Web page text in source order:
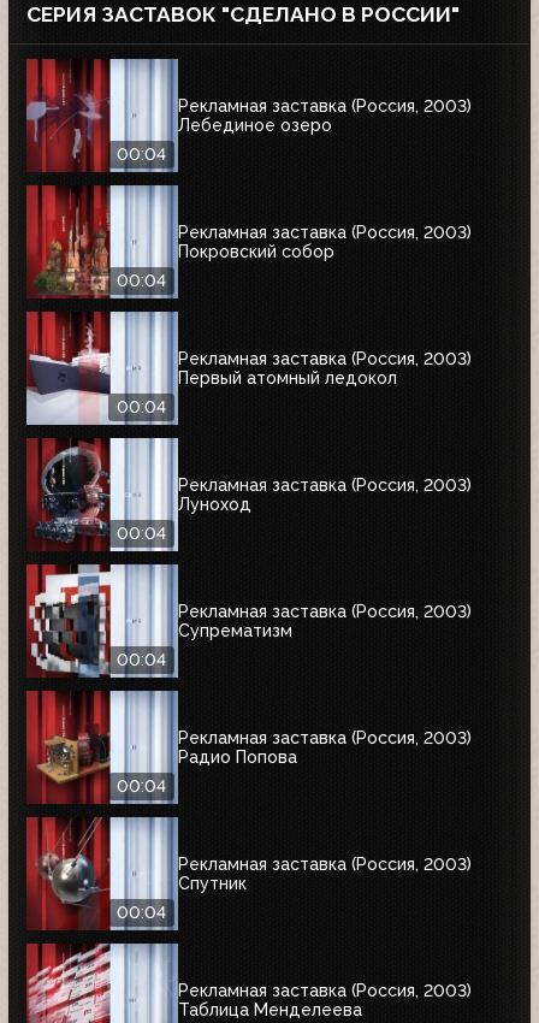
СЕРИЯ ЗАСТАВОК "СДЕЛАНО В РОССИИ"
00:04
Рекламная заставка (Россия, 2003)
Лебединое озеро
00:04
Рекламная заставка (Россия, 2003)
Покровский собор
00:04
Рекламная заставка (Россия, 2003)
Первый атомный ледокол
00:04
Рекламная заставка (Россия, 2003)
Луноход
00:04
Рекламная заставка (Россия, 2003)
Супрематизм
00:04
Рекламная заставка (Россия, 2003)
Радио Попова
00:04
Рекламная заставка (Россия, 2003)
Спутник
Рекламная заставка (Россия, 2003)
Таблица Менделеева